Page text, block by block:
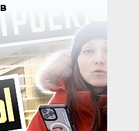
им. П.И.
можно в
у этой ст.
монолитно-
можно
«Желдорипотека»
дороги»),
и Ко»;
на